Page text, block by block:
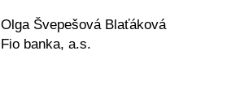
Olga Švepešová Blaťáková
Fio banka, a.s.